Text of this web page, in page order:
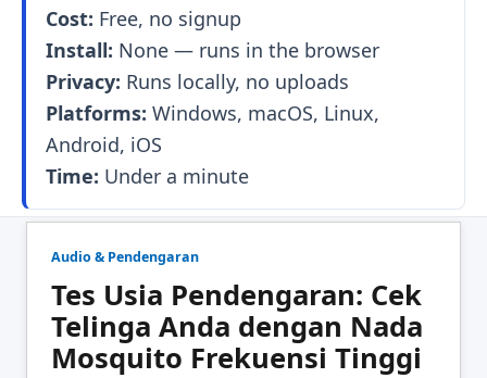
Cost: Free, no signup
Install: None — runs in the browser
Privacy: Runs locally, no uploads
Platforms: Windows, macOS, Linux,
Android, iOS
Time: Under a minute
Audio & Pendengaran
Tes Usia Pendengaran: Cek
Telinga Anda dengan Nada
Mosquito Frekuensi Tinggi